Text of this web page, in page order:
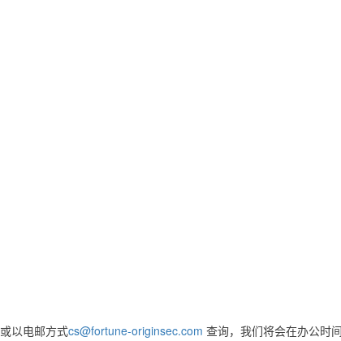
或以电邮方式cs@fortune-originsec.com 查询，我们将会在办公时